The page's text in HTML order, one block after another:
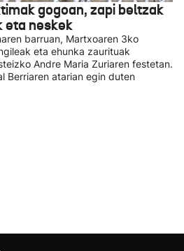
gogoan, zapi beltzak
eta neskek
barruan, Martxoaren 3ko
eta ehunka zaurituak
Andre Maria Zuriaren festetan.
Berriaren atarian egin duten